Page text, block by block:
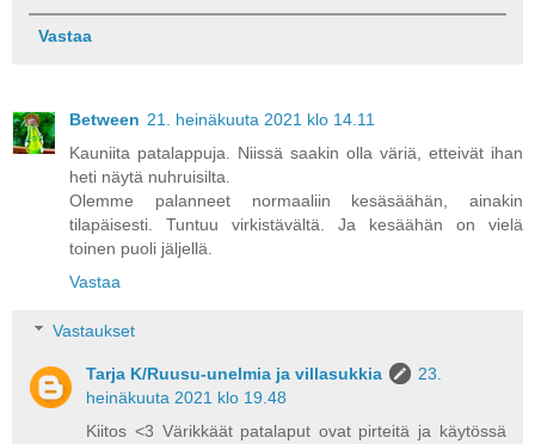
Vastaa
Between 21. heinäkuuta 2021 klo 14.11
Kauniita patalappuja. Niissä saakin olla väriä, etteivät ihan
heti näytä nuhruisilta.
Olemme palanneet normaaliin kesäsäähän, ainakin
tilapäisesti. Tuntuu virkistävältä. Ja kesäähän on vielä
toinen puoli jäljellä.
Vastaa
Vastaukset
Tarja K/Ruusu-unelmia ja villasukkia
23.
heinäkuuta 2021 klo 19.48
Kiitos <3 Värikkäät patalaput ovat pirteitä ja käytössä